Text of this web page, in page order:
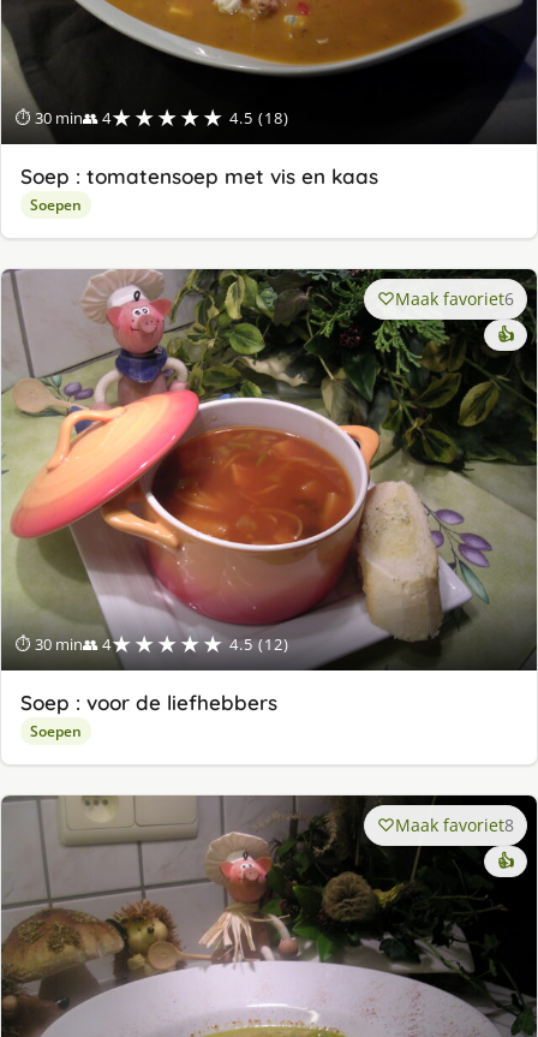
⏱ 30 min👥 4★★★★★ 4.5 (18)
Soep : tomatensoep met vis en kaas
Soepen
⏱ 30 min👥 4★★★★★ 4.5 (12)
Maak favoriet6
👍
Soep : voor de liefhebbers
Soepen
Maak favoriet8
👍